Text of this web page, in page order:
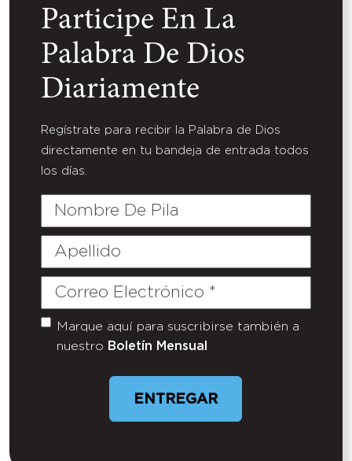
Participe En La
Palabra De Dios
Diariamente
Regístrate para recibir la Palabra de Dios
directamente en tu bandeja de entrada todos
los días.
Nombre
Pila
Apellido
Correo
Untitled
Marque aquí para suscribirse también a
nuestro Boletín Mensual
ENTREGAR